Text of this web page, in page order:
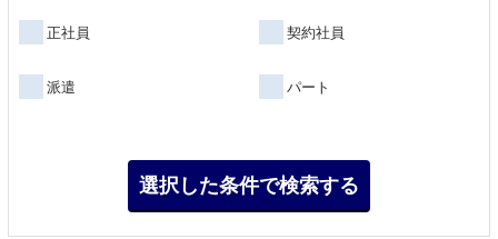
正社員 契約社員
派遣 パート